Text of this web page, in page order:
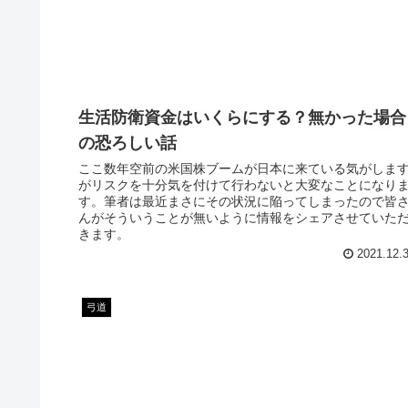
生活防衛資金はいくらにする？無かった場合
の恐ろしい話
ここ数年空前の米国株ブームが日本に来ている気がします
がリスクを十分気を付けて行わないと大変なことになりま
す。筆者は最近まさにその状況に陥ってしまったので皆さ
んがそういうことが無いように情報をシェアさせていた
きます。
弓道